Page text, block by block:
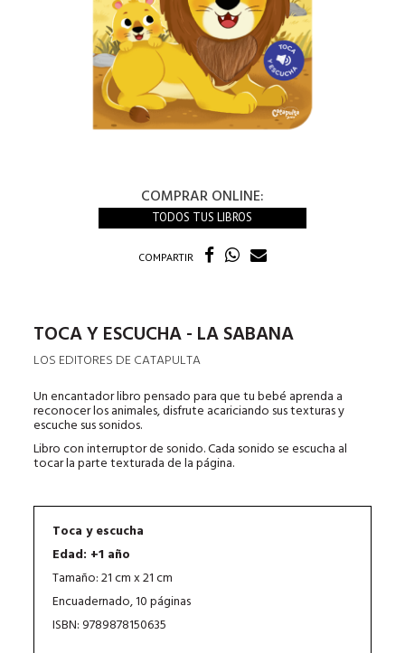
COMPRAR ONLINE:
TODOS TUS LIBROS
COMPARTIR
TOCA Y ESCUCHA - LA SABANA
LOS EDITORES DE CATAPULTA
Un encantador libro pensado para que tu bebé aprenda a
reconocer los animales, disfrute acariciando sus texturas y
escuche sus sonidos.
Libro con interruptor de sonido. Cada sonido se escucha al
tocar la parte texturada de la página.
Toca y escucha
Edad: +1 año
Tamaño: 21 cm x 21 cm
Encuadernado, 10 páginas
ISBN: 9789878150635